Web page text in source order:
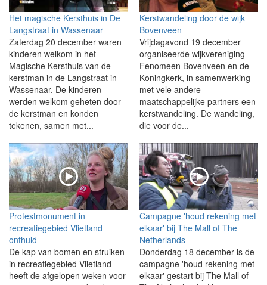
Het magische Kersthuis in De
Langstraat in Wassenaar
Zaterdag 20 december waren
kinderen welkom in het
Magische Kersthuis van de
kerstman in de Langstraat in
Wassenaar. De kinderen
werden welkom geheten door
de kerstman en konden
tekenen, samen met...
Kerstwandeling door de wijk
Bovenveen
Vrijdagavond 19 december
organiseerde wijkvereniging
Fenomeen Bovenveen en de
Koningkerk, in samenwerking
met vele andere
maatschappelijke partners een
kerstwandeling. De wandeling,
die voor de...
Protestmonument in
recreatiegebied Vlietland
onthuld
De kap van bomen en struiken
in recreatiegebied Vlietland
heeft de afgelopen weken voor
Campagne 'houd rekening met
elkaar' bij The Mall of The
Netherlands
Donderdag 18 december is de
campagne 'houd rekening met
elkaar' gestart bij The Mall of